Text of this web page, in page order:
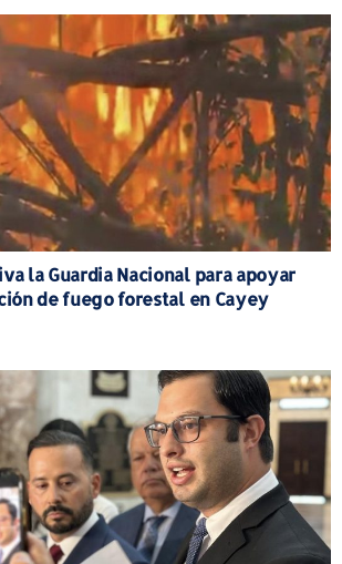
la Guardia Nacional para apoyar
de fuego forestal en Cayey